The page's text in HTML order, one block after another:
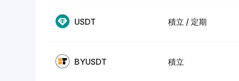
USDT 積立 / 定期
BYUSDT 積立